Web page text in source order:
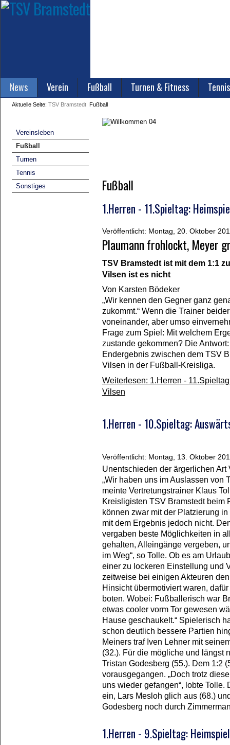
News Verein Fußball Turnen & Fitness Tennis
Aktuelle Seite: TSV Bramstedt Fußball
Vereinsleben
Fußball
Turnen
Tennis
Sonstiges
Fußball
1.Herren - 11.Spieltag:
Veröffentlicht: Montag, 20. Oktober
Plaumann frohlockt, Meyer
TSV Bramstedt ist mit dem 1:1
Vilsen ist es nicht
Von Karsten Bödeker
„Wir kennen den Gegner ganz
zukommt.“ Wenn die Trainer
voneinander, aber umso
Frage zum Spiel: Mit welchem
zustande gekommen? Die
Endergebnis zwischen dem TSV
Vilsen in der Fußball-Kreisliga.
Weiterlesen: 1.Herren -
Vilsen
1.Herren - 10.Spieltag:
Veröffentlicht: Montag, 13. Oktober
Unentschieden der ärgerlichen
„Wir haben uns im Auslassen von
meinte Vertretungstrainer Klaus
Kreisligisten TSV Bramstedt beim
können zwar mit der Platzierung
mit dem Ergebnis jedoch nicht.
vergaben beste Möglichkeiten in
gehalten, Alleingänge vergeben,
im Weg“, so Tolle. Ob es am
einer zu lockeren Einstellung und
zeitweise bei einigen Akteuren
Hinsicht übermotiviert waren,
boten. Wobei: Fußballerisch war
etwas cooler vorm Tor gewesen
Hause geschaukelt.“ Spielerisch
schon deutlich bessere Partien
Meiners traf Iven Lehner mit
(32.). Für die mögliche und längst
Tristan Godesberg (55.). Dem 1:2
vorausgegangen. „Doch trotz
uns wieder gefangen“, lobte
ein, Lars Mesloh glich aus (68.)
Godesberg noch durch
1.Herren - 9.Spieltag: